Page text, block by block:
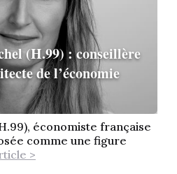
(H.99) : conseillère
de l’économie
économiste française
comme une figure
>